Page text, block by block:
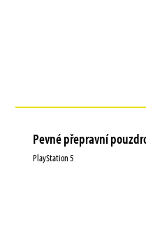
Pevné přepravní
PlayStation 5